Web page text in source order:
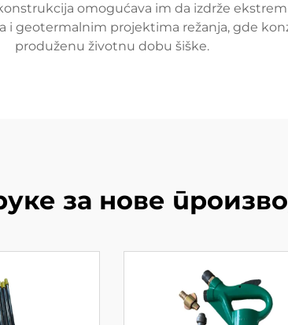
omogućava im da izdrže
i geotermalnim projektima režanja, gde
produženu životnu dobu šiške.
за нове